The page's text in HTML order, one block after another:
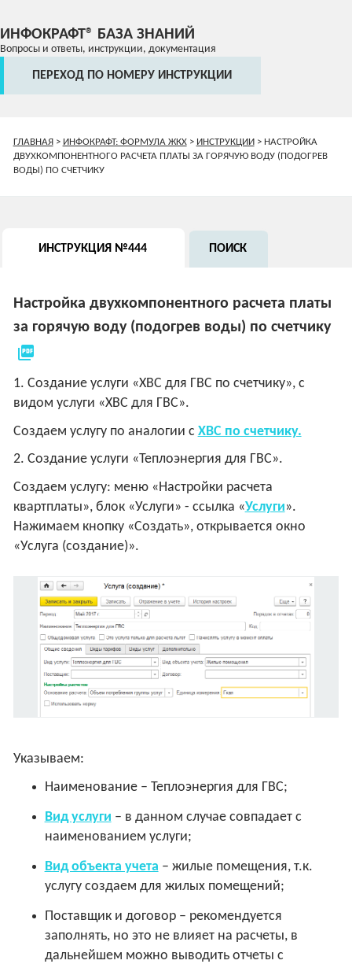
ИНФОКРАФТ® БАЗА ЗНАНИЙ
Вопросы и ответы, инструкции, документация
ПЕРЕХОД ПО НОМЕРУ ИНСТРУКЦИИ
ГЛАВНАЯ> ИНФОКРАФТ: ФОРМУЛА ЖКХ> ИНСТРУКЦИИ> НАСТРОЙКА
ДВУХКОМПОНЕНТНОГО РАСЧЕТА ПЛАТЫ ЗА ГОРЯЧУЮ ВОДУ (ПОДОГРЕВ
ВОДЫ) ПО СЧЕТЧИКУ
ИНСТРУКЦИЯ №444 ПОИСК
Настройка двухкомпонентного расчета платы
за горячую воду (подогрев воды) по счетчику
picture_as_pdf
1. Создание услуги «ХВС для ГВС по счетчику», с
видом услуги «ХВС для ГВС».
Создаем услугу по аналогии с ХВС по счетчику.
2. Создание услуги «Теплоэнергия для ГВС».
Создаем услугу: меню «Настройки расчета
квартплаты», блок «Услуги» - ссылка «Услуги».
Нажимаем кнопку «Создать», открывается окно
«Услуга (создание)».
Указываем:
Наименование – Теплоэнергия для ГВС;
Вид услуги – в данном случае совпадает с
наименованием услуги;
Вид объекта учета – жилые помещения, т.к.
услугу создаем для жилых помещений;
Поставщик и договор – рекомендуется
заполнять, но это не влияет на расчеты, в
дальнейшем можно выводить отчеты с